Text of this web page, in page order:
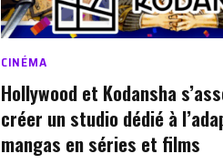
CINÉMA
Hollywood et Kodansha
créer un studio dédié à
mangas en séries et films